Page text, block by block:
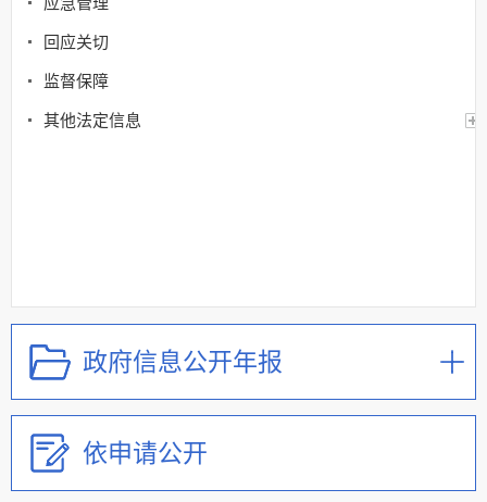
回应关切
监督保障
其他法定信息
政府信息公开年报
依申请公开